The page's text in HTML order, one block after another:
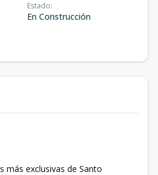
Estado:
En Construcción
más exclusivas de Santo